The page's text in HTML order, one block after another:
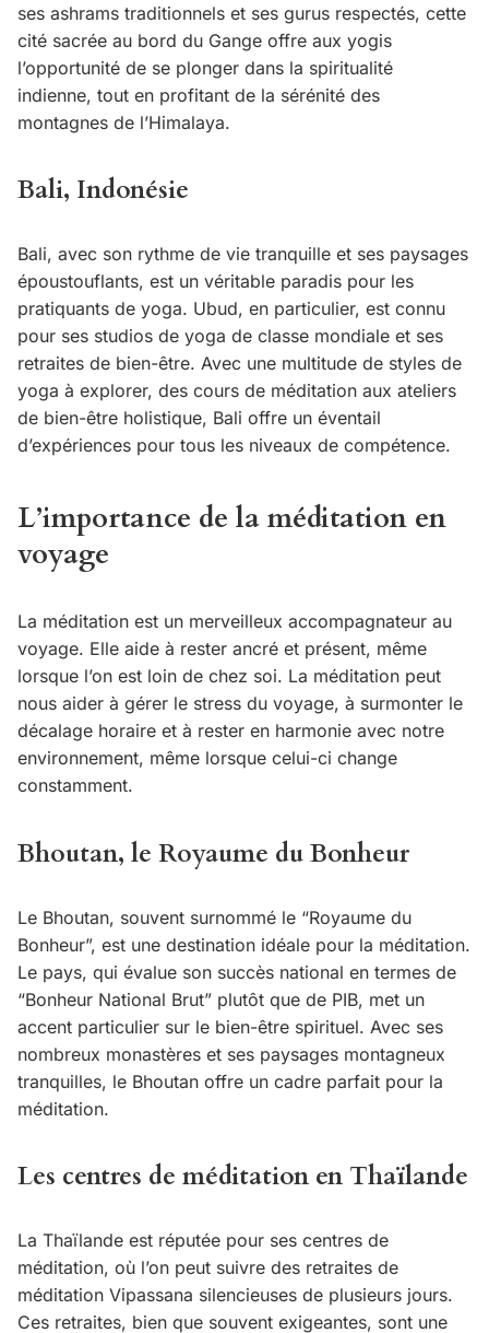
ses ashrams traditionnels et ses gurus respectés, cette
cité sacrée au bord du Gange offre aux yogis
l’opportunité de se plonger dans la spiritualité
indienne, tout en profitant de la sérénité des
montagnes de l’Himalaya.
Bali, Indonésie
Bali, avec son rythme de vie tranquille et ses paysages
époustouflants, est un véritable paradis pour les
pratiquants de yoga. Ubud, en particulier, est connu
pour ses studios de yoga de classe mondiale et ses
retraites de bien-être. Avec une multitude de styles de
yoga à explorer, des cours de méditation aux ateliers
de bien-être holistique, Bali offre un éventail
d’expériences pour tous les niveaux de compétence.
L’importance de la méditation en
voyage
La méditation est un merveilleux accompagnateur au
voyage. Elle aide à rester ancré et présent, même
lorsque l’on est loin de chez soi. La méditation peut
nous aider à gérer le stress du voyage, à surmonter le
décalage horaire et à rester en harmonie avec notre
environnement, même lorsque celui-ci change
constamment.
Bhoutan, le Royaume du Bonheur
Le Bhoutan, souvent surnommé le “Royaume du
Bonheur”, est une destination idéale pour la méditation.
Le pays, qui évalue son succès national en termes de
“Bonheur National Brut” plutôt que de PIB, met un
accent particulier sur le bien-être spirituel. Avec ses
nombreux monastères et ses paysages montagneux
tranquilles, le Bhoutan offre un cadre parfait pour la
méditation.
Les centres de méditation en Thaïlande
La Thaïlande est réputée pour ses centres de
méditation, où l’on peut suivre des retraites de
méditation Vipassana silencieuses de plusieurs jours.
Ces retraites, bien que souvent exigeantes, sont une